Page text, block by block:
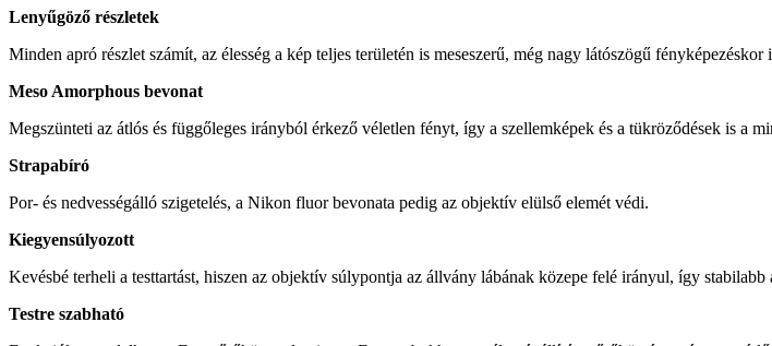
Lenyűgöző részletek
Minden apró részlet számít, az élesség a kép teljes területén is meseszerű, még nagy látószögű
Meso Amorphous bevonat
Megszünteti az átlós és függőleges irányból érkező véletlen fényt, így a szellemképek és a tükröződések is a
Strapabíró
Por- és nedvességálló szigetelés, a Nikon fluor bevonata pedig az objektív elülső elemét védi.
Kiegyensúlyozott
Kevésbé terheli a testtartást, hiszen az objektív súlypontja az állvány lábának közepe felé irányul, így stabilabb
Testre szabható